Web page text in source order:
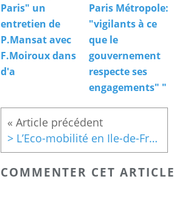
Paris" un
entretien de
P.Mansat avec
F.Moiroux dans
d'a
Paris Métropole:
"vigilants à ce
que le
gouvernement
respecte ses
engagements" "
> L’Eco-mobilité en Ile-de-France passera par un bouquet d’offres
COMMENTER CET ARTICLE